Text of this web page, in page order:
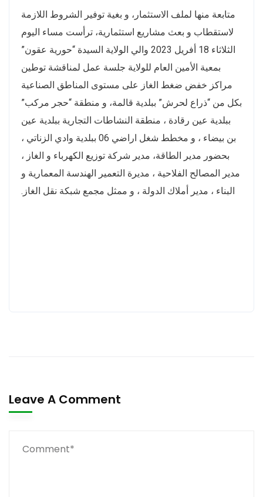
متابعة منها لملف الاستثمار، و بغية توفير الشروط اللازمة
لاستقطاب و بعث مشاريع استثمارية، ترأست مساء اليوم
الثلاثاء 18 أفريل 2023 والي الولاية السيدة “حورية عقون”
بمعية الأمين العام للولاية جلسة عمل لمناقشة توطين
مراكز خفض ضغط الغاز على مستوى المناطق الصناعية
بكل من “ذراع لحرش” ببلدية قالمة، و منطقة “حجر مركب”
ببلدية عين رقادة ، منطقة النشاطات التجارية ببلدية عين
بن بيضاء ، و مخطط شغل اراضي 06 ببلدية وادي الزناتي ،
بحضور مدير الطاقة، مدير شركة توزيع الكهرباء و الغاز ،
مدير المصالح الفلاحية ، مديرة التعمير الهندسة المعمارية و
البناء ، مدير أملاك الدولة ، و ممثل مجمع شبكة نقل الغاز.
Leave A Comment